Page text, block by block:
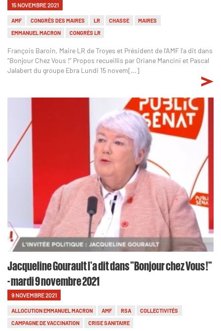
15 NOVEMBRE 2021
AMF CONGRÈS DES MAIRES LR CHASSE
MAIRES
EMMANUEL MACRON
CONGRÈS LR
François Baroin, Maire LR de Troyes et Président de l'AMF l'a dit dans
"Bonjour Chez Vous !" Propos recueillis par Oriane Mancini et Pascal
Jalabert du groupe Ebra Lundi 15 novem[...]
Jacqueline Gourault l'a dit dans "Bonjour chez Vous !"
- mardi 9 novembre 2021
9 NOVEMBRE 2021
ALLOCUTION EMMANUEL MACRON AMF RSA
COLLECTIVITÉS
CAMPAGNE DE VACCINATION
CRISE SANITAIRE